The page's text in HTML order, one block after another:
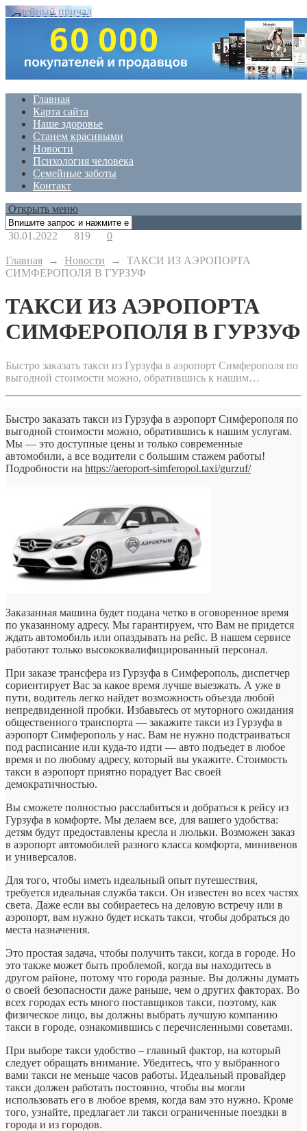
Семейный причал
Главная
Карта сайта
Наше здоровье
Станем красивыми
Новости
Психология человека
Семейные заботы
Контакт
Открыть меню
30.01.2022 819 0
Главная → Новости → ТАКСИ ИЗ АЭРОПОРТА
СИМФЕРОПОЛЯ В ГУРЗУФ
ТАКСИ ИЗ АЭРОПОРТА
СИМФЕРОПОЛЯ В ГУРЗУФ
Быстро заказать такси из Гурзуфа в аэропорт Симферополя по
выгодной стоимости можно, обратившись к нашим…
Быстро заказать такси из Гурзуфа в аэропорт Симферополя по
выгодной стоимости можно, обратившись к нашим услугам.
Мы — это доступные цены и только современные
автомобили, а все водители с большим стажем работы!
Подробности на https://aeroport-simferopol.taxi/gurzuf/
Заказанная машина будет подана четко в оговоренное время
по указанному адресу. Мы гарантируем, что Вам не придется
ждать автомобиль или опаздывать на рейс. В нашем сервисе
работают только высококвалифицированный персонал.
При заказе трансфера из Гурзуфа в Симферополь, диспетчер
сориентирует Вас за какое время лучше выезжать. А уже в
пути, водитель легко найдет возможность объезда любой
непредвиденной пробки. Избавьтесь от муторного ожидания
общественного транспорта — закажите такси из Гурзуфа в
аэропорт Симферополь у нас. Вам не нужно подстраиваться
под расписание или куда-то идти — авто подъедет в любое
время и по любому адресу, который вы укажите. Стоимость
такси в аэропорт приятно порадует Вас своей
демократичностью.
Вы сможете полностью расслабиться и добраться к рейсу из
Гурзуфа в комфорте. Мы делаем все, для вашего удобства:
детям будут предоставлены кресла и люльки. Возможен заказ
в аэропорт автомобилей разного класса комфорта, минивенов
и универсалов.
Для того, чтобы иметь идеальный опыт путешествия,
требуется идеальная служба такси. Он известен во всех частях
света. Даже если вы собираетесь на деловую встречу или в
аэропорт, вам нужно будет искать такси, чтобы добраться до
места назначения.
Это простая задача, чтобы получить такси, когда в городе. Но
это также может быть проблемой, когда вы находитесь в
другом районе, потому что города разные. Вы должны думать
о своей безопасности даже раньше, чем о других факторах. Во
всех городах есть много поставщиков такси, поэтому, как
физическое лицо, вы должны выбрать лучшую компанию
такси в городе, ознакомившись с перечисленными советами.
При выборе такси удобство – главный фактор, на который
следует обращать внимание. Убедитесь, что у выбранного
вами такси не меньше часов работы. Идеальный провайдер
такси должен работать постоянно, чтобы вы могли
использовать его в любое время, когда вам это нужно. Кроме
того, узнайте, предлагает ли такси ограниченные поездки в
города и из городов.